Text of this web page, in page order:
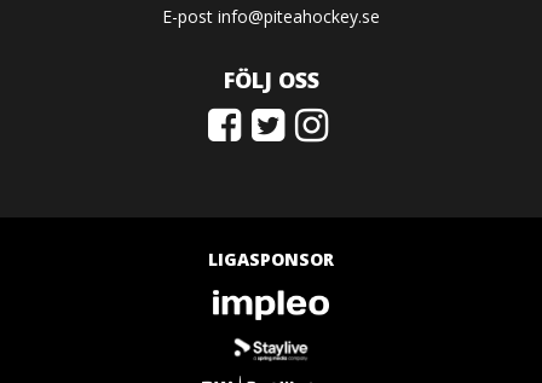
E-post info@piteahockey.se
FÖLJ OSS
LIGASPONSOR